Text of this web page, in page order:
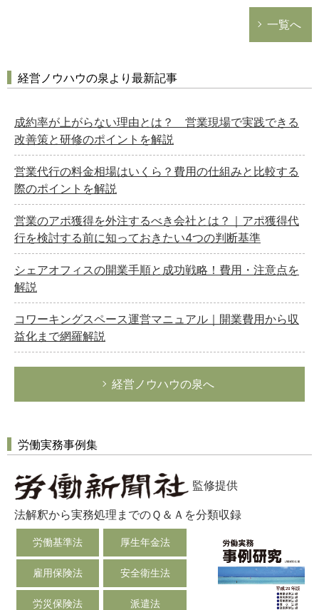
一覧へ
経営ノウハウの泉より最新記事
成約率が上がらない理由とは？ 営業現場で実践できる
改善策と研修のポイントを解説
営業代行の料金相場はいくら？費用の仕組みと比較する
際のポイントを解説
営業のアポ獲得を外注するべき会社とは？｜アポ獲得代
行を検討する前に知っておきたい4つの判断基準
シェアオフィスの開業手順と成功戦略！費用・注意点を
解説
コワーキングスペース運営マニュアル｜開業費用から収
益化まで網羅解説
経営ノウハウの泉へ
労働実務事例集
監修提供
法解釈から実務処理までのＱ＆Ａを分類収録
労働基準法 厚生年金法
雇用保険法 安全衛生法
労災保険法 派遣法